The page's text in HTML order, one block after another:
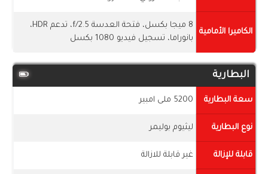
الكاميرا الأمامية
8 ميجا بكسل، فتحة العدسة f/2.5، تدعم HDR،
بانوراما، تسجيل فيديو 1080 بكسل
البطارية
سعة البطارية 5200 ملى امبير
نوع البطارية ليثيوم بوليمر
قابلة للإزالة غير قابلة للازالة